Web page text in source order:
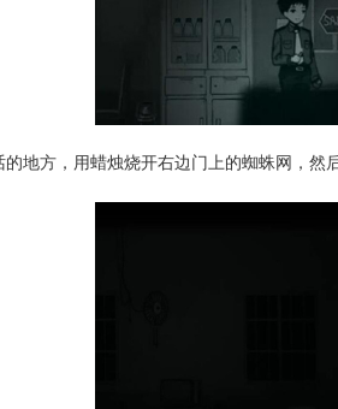
地方，用蜡烛烧开右边门上的蜘蛛网，然